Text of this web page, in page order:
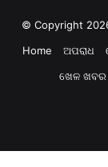
© Copyright
Home
ଅପରାଧ
ଖେଳ ଖବର